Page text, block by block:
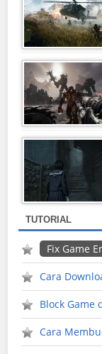
TUTORIAL
Fix Game
Cara
Block Game
Cara